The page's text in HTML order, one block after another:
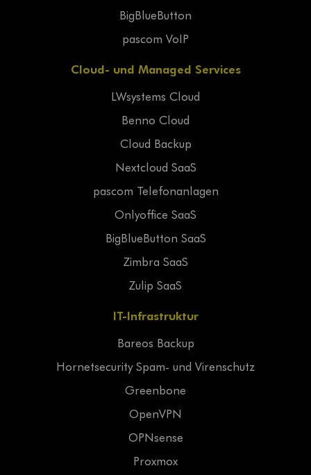
BigBlueButton
pascom VoIP
Cloud- und Managed Services
LWsystems Cloud
Benno Cloud
Cloud Backup
Nextcloud SaaS
pascom Telefonanlagen
Onlyoffice SaaS
BigBlueButton SaaS
Zimbra SaaS
Zulip SaaS
IT-Infrastruktur
Bareos Backup
Hornetsecurity Spam- und Virenschutz
Greenbone
OpenVPN
OPNsense
Proxmox